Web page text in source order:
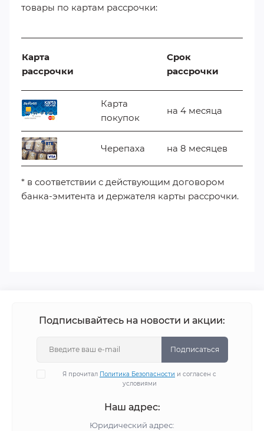
товары по картам рассрочки:
Карта
рассрочки
Срок
рассрочки
Карта
покупок
на 4 месяца
Черепаха на 8 месяцев
* в соответствии с действующим договором
банка-эмитента и держателя карты рассрочки.
Подписывайтесь на новости и акции:
Подписаться
Я прочитал Политика Безопасности и согласен с
условиями
Наш адрес:
Юридический адрес: